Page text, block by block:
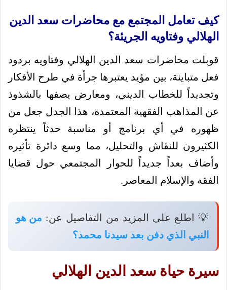
كيف تعامل المجتمع مع محاضرات سعد الدين
الهلالي وفتاويه الجريئة؟
قوبلت محاضرات سعد الدين الهلالي وفتاويه بردود
فعل متباينة، بين مؤيد يعتبرها جرأة في طرح الأفكار
وتجديداً للخطاب الديني، ومعارض يصفها بالشذوذ
عن المذاهب الفقهية المعتمدة، هذا الجدل جعل من
ظهوره في أي برنامج أو مناسبة حدثاً ينتظره
الكثيرون للنقاش والتحليل، مما وسع دائرة تأثيره
وأضاف بعداً جديداً للحوار المجتمعي حول قضايا
الفقه والإسلام المعاصر.
💡 اطلع على المزيد من التفاصيل عن: من هو
النبي الذي دفن بعد سيدنا محمد؟
سيرة حياة سعد الدين الهلالي